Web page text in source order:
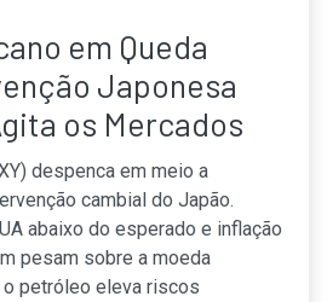
em Queda
Japonesa
os Mercados
despenca em meio a
cambial do Japão.
abaixo do esperado e inflação
pesam sobre a moeda
o petróleo eleva riscos